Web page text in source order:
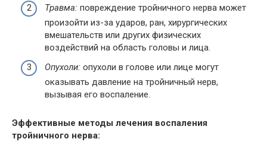
Травма: повреждение тройничного нерва может
произойти из-за ударов, ран, хирургических
вмешательств или других физических
воздействий на область головы и лица.
Опухоли: опухоли в голове или лице могут
оказывать давление на тройничный нерв,
вызывая его воспаление.
Эффективные методы лечения воспаления
тройничного нерва: